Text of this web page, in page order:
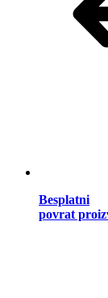
Besplatni
povrat